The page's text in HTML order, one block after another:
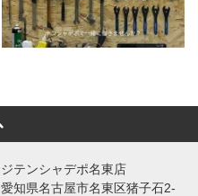
ジテンシャデポ名東店
愛知県名古屋市名東区猪子石2-